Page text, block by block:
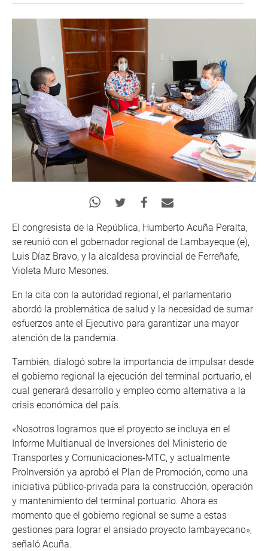
El congresista de la República, Humberto Acuña Peralta,
se reunió con el gobernador regional de Lambayeque (e),
Luis Díaz Bravo, y la alcaldesa provincial de Ferreñafe,
Violeta Muro Mesones.
En la cita con la autoridad regional, el parlamentario
abordó la problemática de salud y la necesidad de sumar
esfuerzos ante el Ejecutivo para garantizar una mayor
atención de la pandemia.
También, dialogó sobre la importancia de impulsar desde
el gobierno regional la ejecución del terminal portuario, el
cual generará desarrollo y empleo como alternativa a la
crisis económica del país.
«Nosotros logramos que el proyecto se incluya en el
Informe Multianual de Inversiones del Ministerio de
Transportes y Comunicaciones-MTC, y actualmente
ProInversión ya aprobó el Plan de Promoción, como una
iniciativa público-privada para la construcción, operación
y mantenimiento del terminal portuario. Ahora es
momento que el gobierno regional se sume a estas
gestiones para lograr el ansiado proyecto lambayecano»,
señaló Acuña.